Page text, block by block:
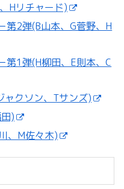
Hリチャード)
第2弾(B山本、G菅野、H
第1弾(H柳田、E則本、C
ャクソン、Tサンズ)
)
、M佐々木)